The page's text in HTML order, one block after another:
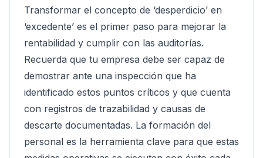
Transformar el concepto de ‘desperdicio’ en
‘excedente’ es el primer paso para mejorar la
rentabilidad y cumplir con las auditorías.
Recuerda que tu empresa debe ser capaz de
demostrar ante una inspección que ha
identificado estos puntos críticos y que cuenta
con registros de trazabilidad y causas de
descarte documentadas. La formación del
personal es la herramienta clave para que estas